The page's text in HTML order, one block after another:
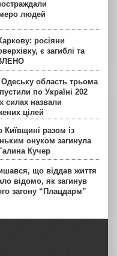
людей
росіяни
є загиблі та
Одеську область трьома
по Україні 202
силах назвали
цілей
Київщині разом із
онуком загинула
Кучер
що віддав життя
відомо, як загинув
загону “Плацдарм”